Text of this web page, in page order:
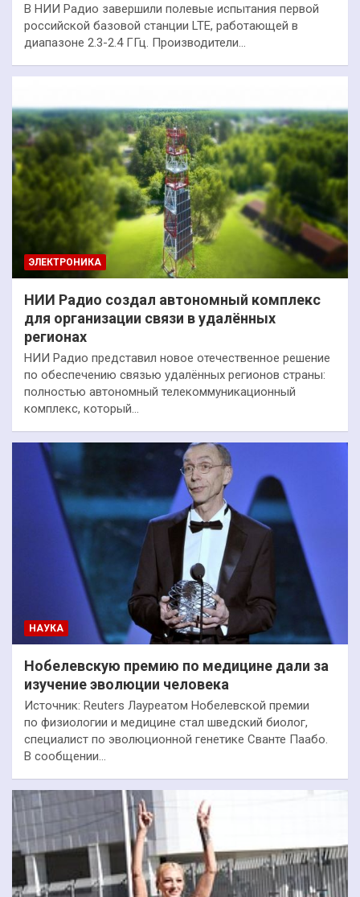
В НИИ Радио завершили полевые испытания первой
российской базовой станции LTE, работающей в
диапазоне 2.3-2.4 ГГц. Производители…
ЭЛЕКТРОНИКА
НИИ Радио создал автономный комплекс
для организации связи в удалённых
регионах
НИИ Радио представил новое отечественное решение
по обеспечению связью удалённых регионов страны:
полностью автономный телекоммуникационный
комплекс, который…
НАУКА
Нобелевскую премию по медицине дали за
изучение эволюции человека
Источник: Reuters Лауреатом Нобелевской премии
по физиологии и медицине стал шведский биолог,
специалист по эволюционной генетике Сванте Паабо.
В сообщении…